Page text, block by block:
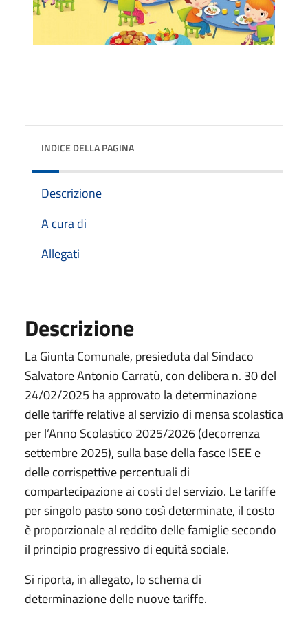
INDICE DELLA PAGINA
Descrizione
A cura di
Allegati
Descrizione
La Giunta Comunale, presieduta dal Sindaco
Salvatore Antonio Carratù, con delibera n. 30 del
24/02/2025 ha approvato la determinazione
delle tariffe relative al servizio di mensa scolastica
per l’Anno Scolastico 2025/2026 (decorrenza
settembre 2025), sulla base della fasce ISEE e
delle corrispettive percentuali di
compartecipazione ai costi del servizio. Le tariffe
per singolo pasto sono così determinate, il costo
è proporzionale al reddito delle famiglie secondo
il principio progressivo di equità sociale.
Si riporta, in allegato, lo schema di
determinazione delle nuove tariffe.